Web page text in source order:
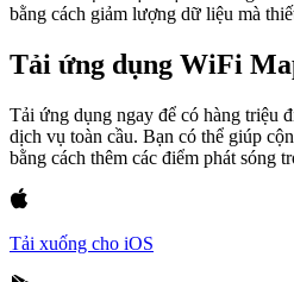
bằng cách giảm lượng dữ liệu mà
Tải ứng dụng WiFi
Tải ứng dụng ngay để có hàng triệu
dịch vụ toàn cầu. Bạn có thể giúp
bằng cách thêm các điểm phát sóng
Tải xuống cho iOS